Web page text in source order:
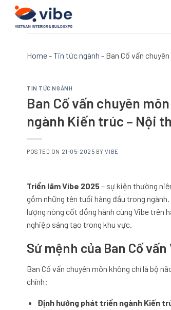
Skip
content
Home-Tin tức ngành - Ban Cố vấn
TIN TỨC NGÀNH
Ban Cố vấn chuyên
ngành Kiến trúc – Nội
POSTED ON 21-05-2025 BYVIBE
Triển lãm Vibe 2025– sự kiện thường
gồm những tên tuổi hàng đầu trong
lượng nòng cốt đồng hành cùng Vibe trên
nghiệp sáng tạo trong khu vực.
Sứ mệnh của Ban Cố vấn
Ban Cố vấn chuyên môn không chỉ là bộ
chính:
Định hướng phát triển ngành Kiến